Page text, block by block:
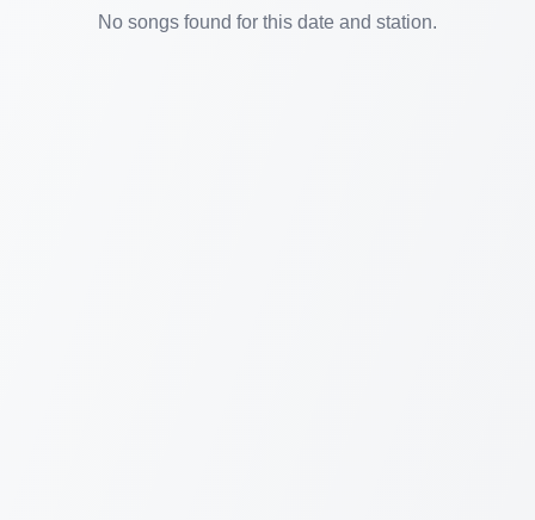
No songs found for this date and station.